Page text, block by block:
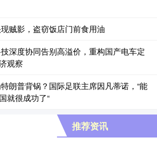
贼影，盗窃饭店门前食用油
深度协同告别高溢价，重构国产电车定
观察
朗普背锅？国际足联主席因凡蒂诺，“能
就很成功了“
推荐资讯